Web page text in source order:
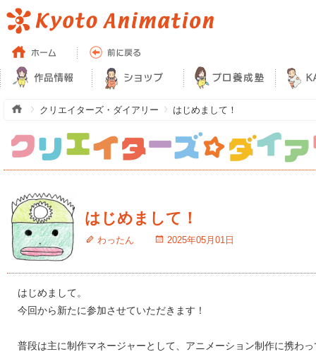
クリエイターズ・ダイアリー はじめまして！
はじめまして！
わったん 2025年05月01日
はじめまして。
今回から新たに参加させていただきます！
普段は主に制作マネージャーとして、アニメーション制作に携わ